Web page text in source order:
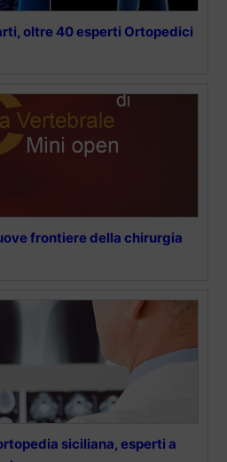
oltre 40 esperti Ortopedici
frontiere della chirurgia
siciliana, esperti a